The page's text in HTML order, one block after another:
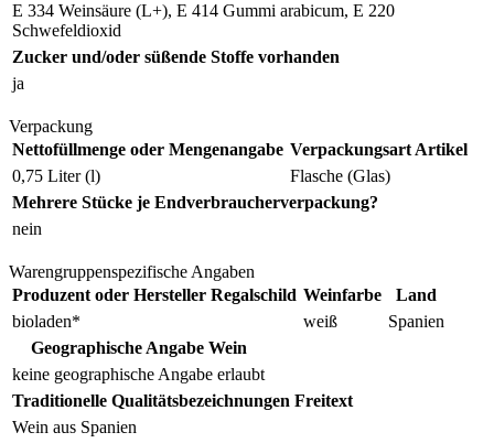
E 334 Weinsäure (L+), E 414 Gummi arabicum, E 220
Schwefeldioxid
Zucker und/oder süßende Stoffe vorhanden
ja
Verpackung
Nettofüllmenge oder Mengenangabe
0,75 Liter (l)
Verpackungsart Artikel
Flasche (Glas)
Mehrere Stücke je Endverbraucherverpackung?
nein
Warengruppenspezifische Angaben
Produzent oder Hersteller Regalschild
bioladen*
Weinfarbe
weiß
Land
Spanien
Geographische Angabe Wein
keine geographische Angabe erlaubt
Traditionelle Qualitätsbezeichnungen Freitext
Wein aus Spanien